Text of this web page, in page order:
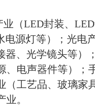
（LED封装、
电源灯等）；光电
器、光学镜头等）
、电声器件等）；
（工艺品、玻璃家
。